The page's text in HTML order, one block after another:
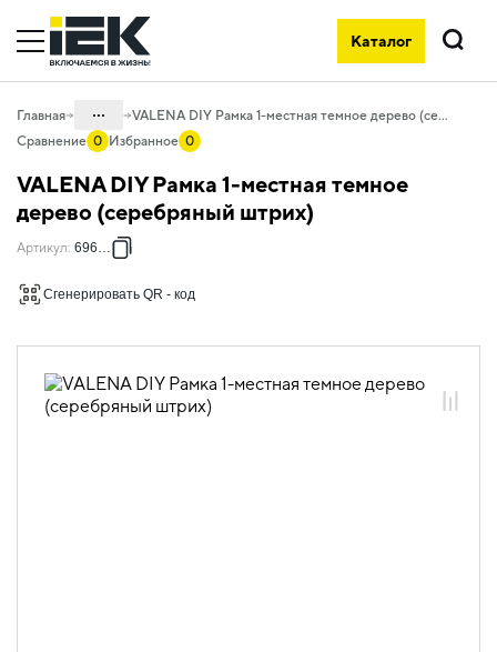
Каталог
Поиск
Главная ...
06. Изделия электроустановочные,
удлинители и силовые разъемы
06.01 Электроустановочные изделия
06.01.14 Электроустановочные
06.01.14.ХХ Продукция, выведенная из
VALENA DIY Рамка 1-местная темное дерево (серебряный штрих)
Сравнение 0 Избранное 0
VALENA DIY Рамка 1-местная темное
дерево (серебряный штрих)
Артикул: 696730
Сгенерировать QR - код